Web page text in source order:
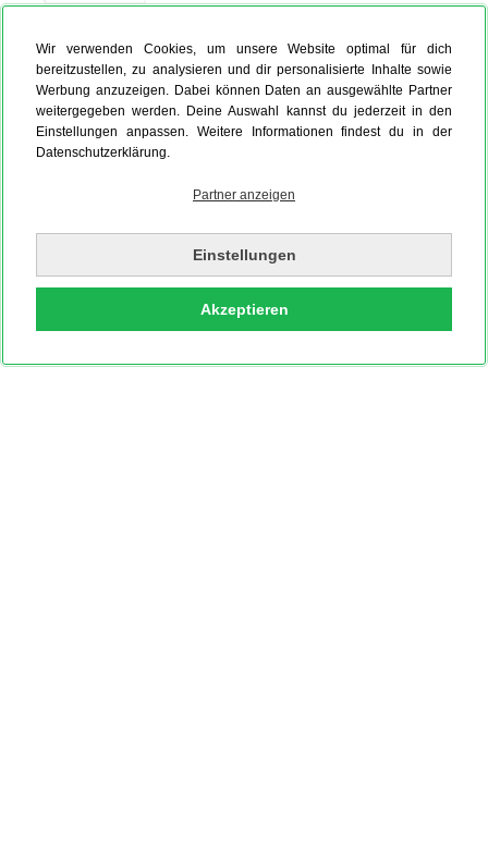
Wir verwenden Cookies, um unsere Website optimal für dich
bereitzustellen, zu analysieren und dir personalisierte Inhalte sowie
Werbung anzuzeigen. Dabei können Daten an ausgewählte Partner
weitergegeben werden. Deine Auswahl kannst du jederzeit in den
Einstellungen anpassen. Weitere Informationen findest du in der
Datenschutzerklärung.
Partner anzeigen
Einstellungen
Akzeptieren
Hardcover Fotobuch Fotokalender